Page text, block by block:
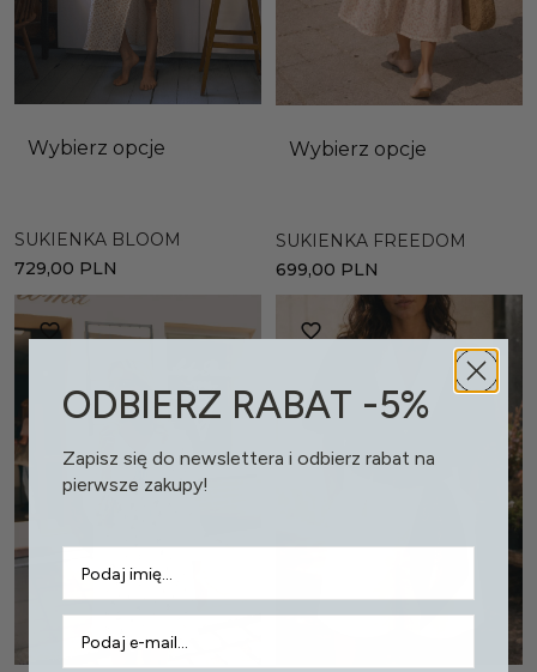
Wybierz opcje
SUKIENKA BLOOM
729,00 PLN
Wybierz opcje
SUKIENKA FREEDOM
699,00 PLN
ODBIERZ RABAT -5%
Zapisz się do newslettera i odbierz rabat na
pierwsze zakupy!